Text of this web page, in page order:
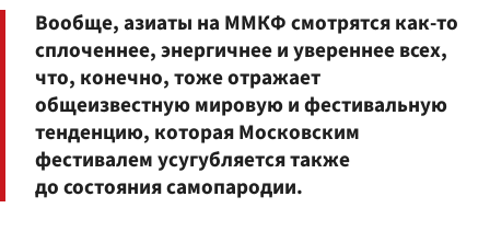
Вообще, азиаты на ММКФ смотрятся как-то
сплоченнее, энергичнее и увереннее всех,
что, конечно, тоже отражает
общеизвестную мировую и фестивальную
тенденцию, которая Московским
фестивалем усугубляется также
до состояния самопародии.